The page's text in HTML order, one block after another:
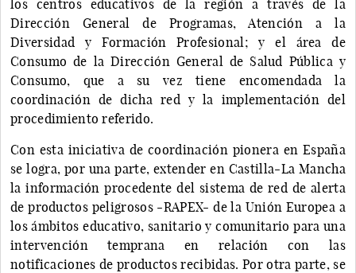
los centros educativos de la región a través de la
Dirección General de Programas, Atención a la
Diversidad y Formación Profesional; y el área de
Consumo de la Dirección General de Salud Pública y
Consumo, que a su vez tiene encomendada la
coordinación de dicha red y la implementación del
procedimiento referido.
Con esta iniciativa de coordinación pionera en España
se logra, por una parte, extender en Castilla-La Mancha
la información procedente del sistema de red de alerta
de productos peligrosos -RAPEX- de la Unión Europea a
los ámbitos educativo, sanitario y comunitario para una
intervención temprana en relación con las
notificaciones de productos recibidas. Por otra parte, se